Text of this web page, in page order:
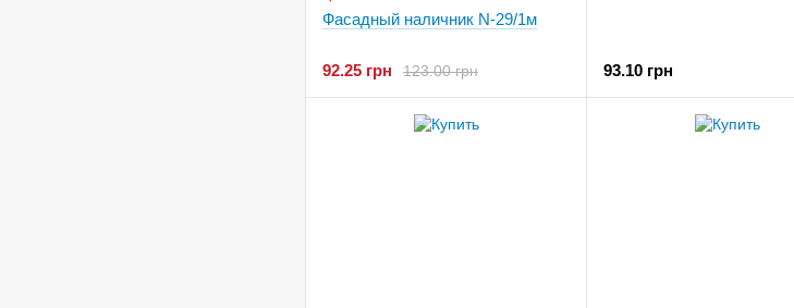
Фасадный наличник N-29/1м
123.00 грн
92.25 грн 93.10 грн